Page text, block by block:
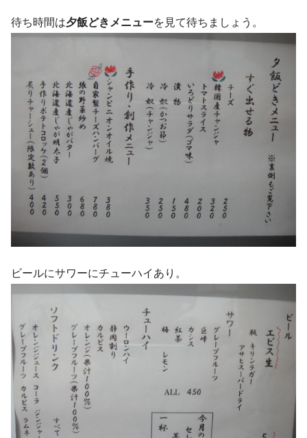
待ち時間は夕飯どきメニューを見て待ちましょう。
ビールにサワーにチューハイあり。